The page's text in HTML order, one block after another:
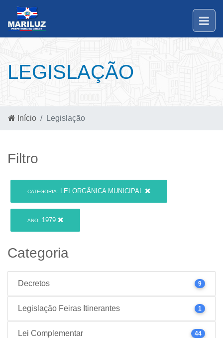
LEGISLAÇÃO
Início Legislação
Filtro
CATEGORIA: LEI ORGÂNICA MUNICIPAL
ANO: 1979
Categoria
Decretos 9
Legislação Feiras Itinerantes 1
Lei Complementar 44